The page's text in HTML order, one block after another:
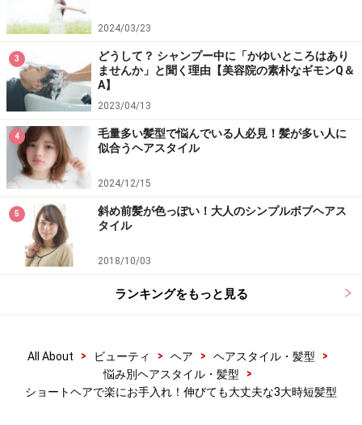
2024/03/23
3
どうして？ シャンプー中に「かゆいところはあり
ませんか」と聞く理由【美容院の素朴なギモンQ＆
A】
2023/04/13
4
毛量多い髪型で悩んでいる人必見！髪が多い人に
似合うヘアスタイル
2024/12/15
5
斜め前髪が色っぽい！大人のシンプルボブヘアス
タイル
2018/10/03
ランキングをもっと見る
All About > ビューティ > ヘア > ヘアスタイル・髪型
>
悩み別ヘアスタイル・髪型
>
ショートヘアで楽にお手入れ！伸びても大丈夫な3大時短髪型